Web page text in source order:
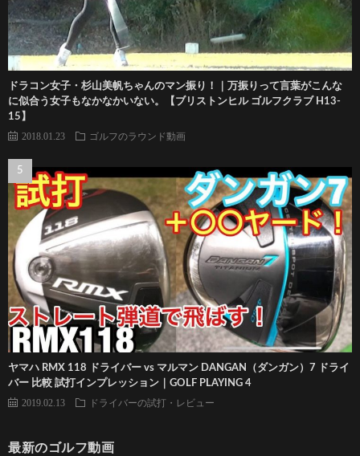
ドラコン女子・杉山美帆ちゃんのマン振り！｜万振りって言葉がこんな
に似合う女子もなかなかいない。【ブリストンヒル ゴルフクラブ H13-
15】
2018.01.23 ゴルフのラウンド動画
ヤマハ RMX 118 ドライバー vs マルマン DANGAN（ダンガン）7 ドライ
バー 比較 試打インプレッション｜GOLF PLAYING 4
2019.02.13 ドライバーの試打・レビュー
最新のゴルフ動画